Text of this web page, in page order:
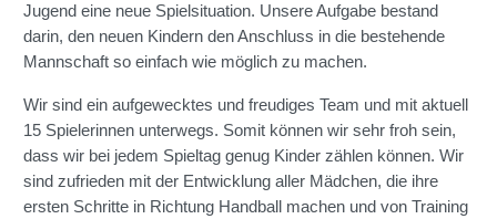
Jugend eine neue Spielsituation. Unsere Aufgabe bestand
darin, den neuen Kindern den Anschluss in die bestehende
Mannschaft so einfach wie möglich zu machen.
Wir sind ein aufgewecktes und freudiges Team und mit aktuell
15 Spielerinnen unterwegs. Somit können wir sehr froh sein,
dass wir bei jedem Spieltag genug Kinder zählen können. Wir
sind zufrieden mit der Entwicklung aller Mädchen, die ihre
ersten Schritte in Richtung Handball machen und von Training